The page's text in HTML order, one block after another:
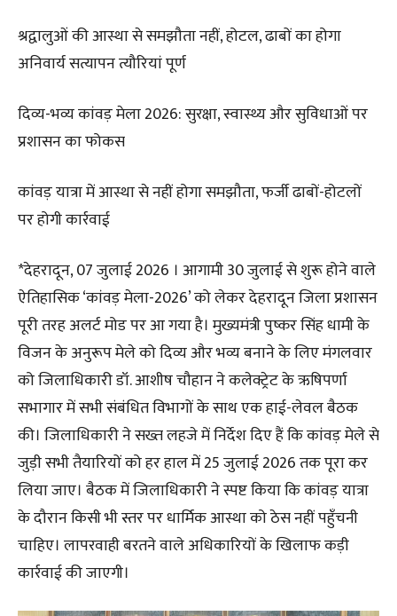
श्रद्वालुओं की आस्था से समझौता नहीं, होटल, ढाबों का होगा
अनिवार्य सत्यापन त्यौरियां पूर्ण
दिव्य-भव्य कांवड़ मेला 2026: सुरक्षा, स्वास्थ्य और सुविधाओं पर
प्रशासन का फोकस
कांवड़ यात्रा में आस्था से नहीं होगा समझौता, फर्जी ढाबों-होटलों
पर होगी कार्रवाई
*देहरादून, 07 जुलाई 2026 । आगामी 30 जुलाई से शुरू होने वाले
ऐतिहासिक ‘कांवड़ मेला-2026’ को लेकर देहरादून जिला प्रशासन
पूरी तरह अलर्ट मोड पर आ गया है। मुख्यमंत्री पुष्कर सिंह धामी के
विजन के अनुरूप मेले को दिव्य और भव्य बनाने के लिए मंगलवार
को जिलाधिकारी डॉ. आशीष चौहान ने कलेक्ट्रेट के ऋषिपर्णा
सभागार में सभी संबंधित विभागों के साथ एक हाई-लेवल बैठक
की। जिलाधिकारी ने सख्त लहजे में निर्देश दिए हैं कि कांवड़ मेले से
जुड़ी सभी तैयारियों को हर हाल में 25 जुलाई 2026 तक पूरा कर
लिया जाए। बैठक में जिलाधिकारी ने स्पष्ट किया कि कांवड़ यात्रा
के दौरान किसी भी स्तर पर धार्मिक आस्था को ठेस नहीं पहुँचनी
चाहिए। लापरवाही बरतने वाले अधिकारियों के खिलाफ कड़ी
कार्रवाई की जाएगी।